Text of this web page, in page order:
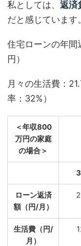
私としては、 返済
だと感じています。
住宅ローンの年間
円）
月々の生活費：
率：32%）
＜年収800
万円の家庭
の場合＞
ローン返済
額（円/月）
生活費（円/
月）